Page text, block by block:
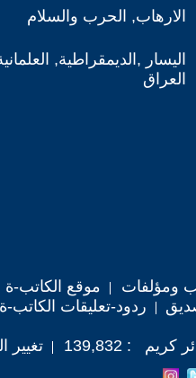
الارهاب, الحرب والسلام
اليسار ,الديمقراطية,
العراق
ومؤلفات
موقع الكاتب-ة
ردود-تعليقات الكاتب-ة
: 139,832
تغيير